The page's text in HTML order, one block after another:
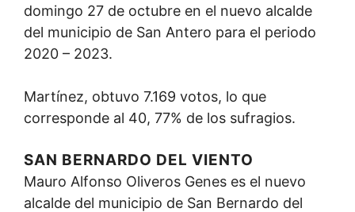
domingo 27 de octubre en el nuevo alcalde
del municipio de San Antero para el periodo
2020 – 2023.
Martínez, obtuvo 7.169 votos, lo que
corresponde al 40, 77% de los sufragios.
SAN BERNARDO DEL VIENTO
Mauro Alfonso Oliveros Genes es el nuevo
alcalde del municipio de San Bernardo del